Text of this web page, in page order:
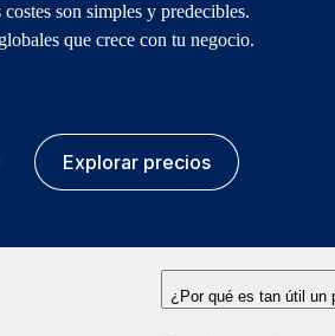
son simples y predecibles.
que crece con tu negocio.
Explorar precios
¿Por qué es tan útil un